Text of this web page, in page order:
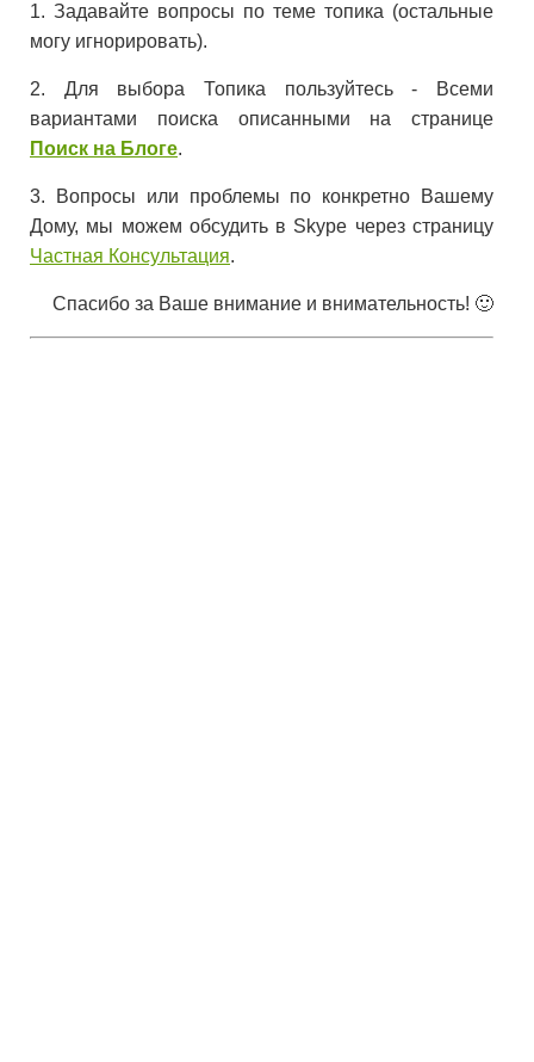
1. Задавайте вопросы по теме топика (остальные
могу игнорировать).
2. Для выбора Топика пользуйтесь - Всеми
вариантами поиска описанными на странице
Поиск на Блоге.
3. Вопросы или проблемы по конкретно Вашему
Дому, мы можем обсудить в Skype через страницу
Частная Консультация.
Спасибо за Ваше внимание и внимательность! 🙂